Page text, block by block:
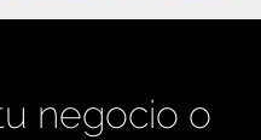
negocio o